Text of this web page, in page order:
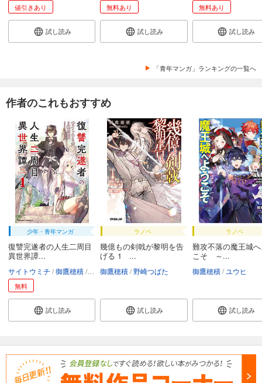
値引きあり
試し読み
無料あり
試し読み
無料あり
試し読み
「青年マンガ」ランキングの一覧へ
作者のこれもおすすめ
少年・青年マンガ
復讐完遂者の人生二周目
異世界譚...
サイトウミチ 御鷹穂積 野崎つばた
無料
試し読み
ラノベ
幾億もの剣戟が黎明を告
げる 1 ...
御鷹穂積 野崎つばた
試し読み
ラノベ
難攻不落の魔王城
こそ ～...
御鷹穂積 ユウヒ
試し読み